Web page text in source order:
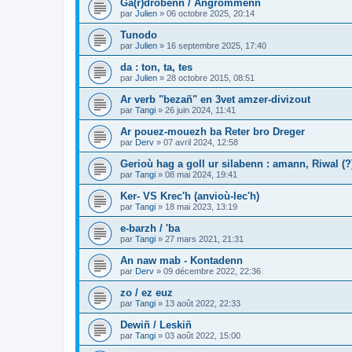
Ga(r)drobenn / Angrommenn
par Julien » 06 octobre 2025, 20:14
Tunodo
par Julien » 16 septembre 2025, 17:40
da : ton, ta, tes
par Julien » 28 octobre 2015, 08:51
Ar verb "bezañ" en 3vet amzer-divizout
par Tangi » 26 juin 2024, 11:41
Ar pouez-mouezh ba Reter bro Dreger
par Derv » 07 avril 2024, 12:58
Gerioù hag a goll ur silabenn : amann, Riwal
par Tangi » 08 mai 2024, 19:41
Ker- VS Krec'h (anvioù-lec'h)
par Tangi » 18 mai 2023, 13:19
e-barzh / 'ba
par Tangi » 27 mars 2021, 21:31
An naw mab - Kontadenn
par Derv » 09 décembre 2022, 22:36
zo / ez euz
par Tangi » 13 août 2022, 22:33
Dewiñ / Leskiñ
par Tangi » 03 août 2022, 15:00